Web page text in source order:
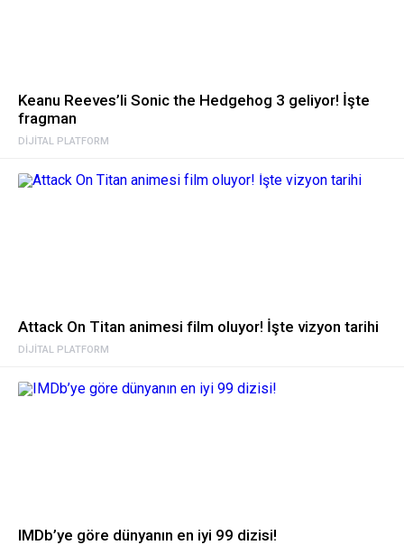
DIJITAL PLATFORM
Keanu Reeves’li Sonic the Hedgehog 3 geliyor! İşte
fragman
DIJITAL PLATFORM
Attack On Titan animesi film oluyor! İşte vizyon tarihi
IMDb’ye göre dünyanın en iyi 99 dizisi!